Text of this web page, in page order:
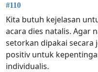
#110
Kita butuh kejelasan
acara dies natalis. Agar
setorkan dipakai secara
positiv untuk
individualis.